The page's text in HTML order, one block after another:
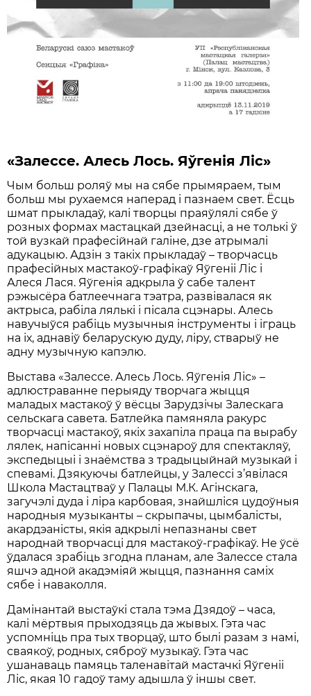
«Залессе. Алесь Лось. Яўгенія Ліс»
Чым больш роляў мы на сябе прымяраем, тым
больш мы рухаемся наперад і пазнаем свет. Ёсць
шмат прыкладаў, калі творцы праяўлялі сябе ў
розных формах мастацкай дзейнасці, а не толькі ў
той вузкай прафесійнай галіне, дзе атрымалі
адукацыю. Адзін з такіх прыкладаў – творчасць
прафесійных мастакоў-графікаў Яўгеніі Ліс і
Алеся Лася. Яўгенія адкрыла ў сабе талент
рэжысёра батлеечнага тэатра, развівалася як
актрыса, рабіла лялькі і пісала сцэнары. Алесь
навучыўся рабіць музычныя інструменты і іграць
на іх, аднавіў беларускую дуду, ліру, стварыў не
адну музычную капэлю.
Выстава «Залессе. Алесь Лось. Яўгенія Ліс» –
адлюстраванне перыяду творчага жыцця
маладых мастакоў ў вёсцы Зарудзічы Залескага
сельскага савета. Батлейка памяняла ракурс
творчасці мастакоў, якіх захапіла праца па вырабу
лялек, напісанні новых сцэнароў для спектакляў,
экспедыцыі і знаёмства з традыцыйнай музыкай і
спевамі. Дзякуючы батлейцы, у Залессі з’явілася
Школа Мастацтваў у Палацы М.К. Агінскага,
загучэлі дуда і ліра карбовая, знайшліся цудоўныя
народныя музыканты – скрыпачы, цымбалісты,
акардэаністы, якія адкрылі непазнаны свет
народнай творчасці для мастакоў-графікаў. Не ўсё
ўдалася зрабіць згодна планам, але Залессе стала
яшчэ адной акадэміяй жыцця, пазнання саміх
сябе і наваколля.
Дамінантай выстаўкі стала тэма Дзядоў – часа,
калі мёртвыя прыходзяць да жывых. Гэта час
успомніць пра тых творцаў, што былі разам з намі,
сваякоў, родных, сяброў музыкаў. Гэта час
ушанаваць памяць таленавітай мастачкі Яўгеніі
Ліс, якая 10 гадоў таму адышла ў іншы свет.